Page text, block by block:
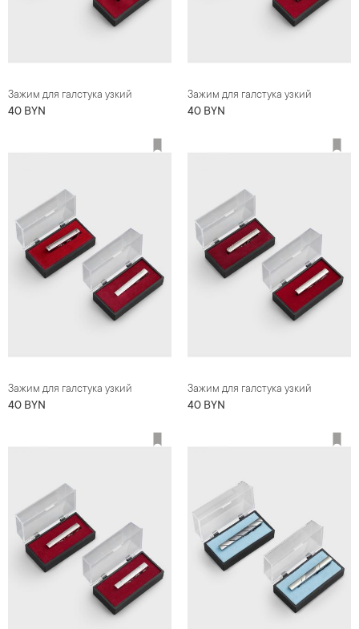
Зажим для галстука узкий
40 BYN
Зажим для галстука узкий
40 BYN
Зажим для галстука узкий
40 BYN
Зажим для галстука узкий
40 BYN